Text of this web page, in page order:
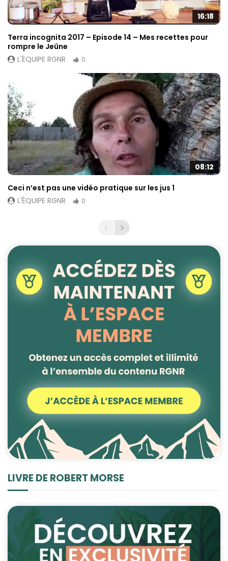
16:18
Terra incognita 2017 – Episode 14 – Mes recettes pour
rompre le Jeûne
L'ÉQUIPE RGNR
0
08:12
Ceci n’est pas une vidéo pratique sur les jus 1
L'ÉQUIPE RGNR
0
LIVRE DE ROBERT MORSE